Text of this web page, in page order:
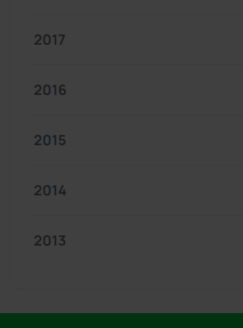
2017
2016
2015
2014
2013